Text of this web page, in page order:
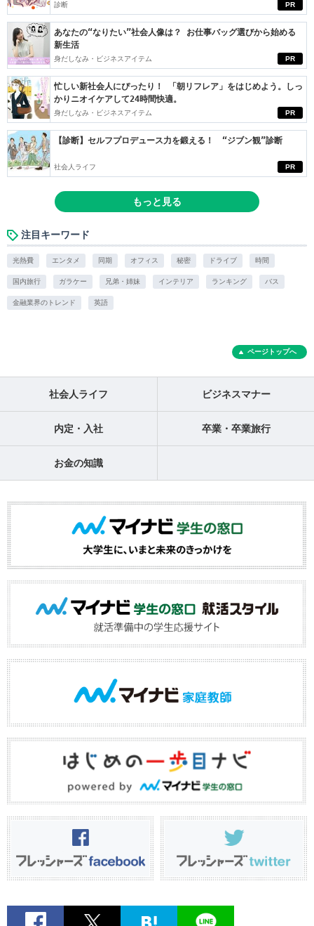
PR
診断
PR
あなたの“なりたい”社会人像は？ お仕事バッグ選びから始める
新生活
身だしなみ・ビジネスアイテム
PR
忙しい新社会人にぴったり！ 「朝リフレア」をはじめよう。しっ
かりニオイケアして24時間快適。
身だしなみ・ビジネスアイテム
PR
【診断】セルフプロデュース力を鍛える！ “ジブン観”診断
社会人ライフ
もっと見る
注目キーワード
光熱費 エンタメ 同期 オフィス 秘密 ドライブ 時間
国内旅行 ガラケー 兄弟・姉妹 インテリア ランキング バス
金融業界のトレンド 英語
ページトップへ
社会人ライフ ビジネスマナー
内定・入社 卒業・卒業旅行
お金の知識